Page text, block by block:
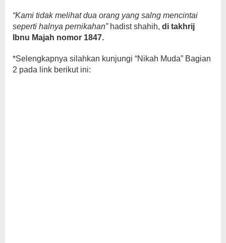
“Kami tidak melihat dua orang yang salng mencintai
seperti halnya pernikahan”hadist shahih, di takhrij
Ibnu Majah nomor 1847.
*Selengkapnya silahkan kunjungi “Nikah Muda” Bagian
2 pada link berikut ini: